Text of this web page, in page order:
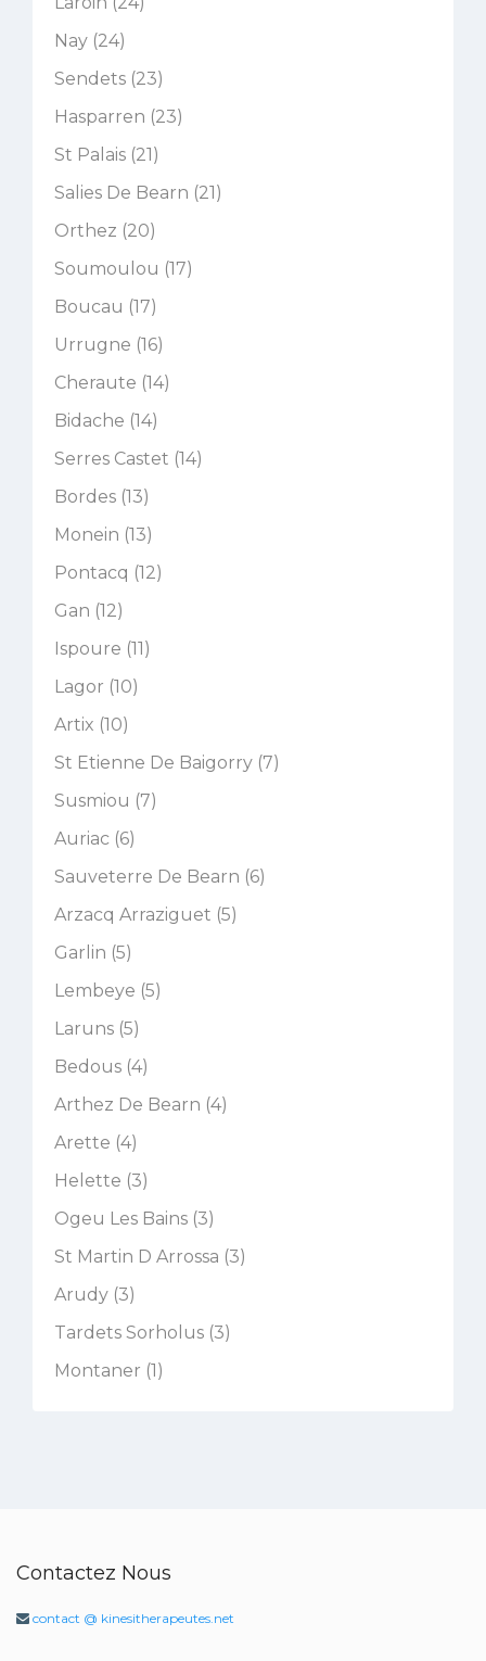
Nay (24)
Sendets (23)
Hasparren (23)
St Palais (21)
Salies De Bearn (21)
Orthez (20)
Soumoulou (17)
Boucau (17)
Urrugne (16)
Cheraute (14)
Bidache (14)
Serres Castet (14)
Bordes (13)
Monein (13)
Pontacq (12)
Gan (12)
Ispoure (11)
Lagor (10)
Artix (10)
St Etienne De Baigorry (7)
Susmiou (7)
Auriac (6)
Sauveterre De Bearn (6)
Arzacq Arraziguet (5)
Garlin (5)
Lembeye (5)
Laruns (5)
Bedous (4)
Arthez De Bearn (4)
Arette (4)
Helette (3)
Ogeu Les Bains (3)
St Martin D Arrossa (3)
Arudy (3)
Tardets Sorholus (3)
Montaner (1)
Contactez Nous
contact @ kinesitherapeutes.net